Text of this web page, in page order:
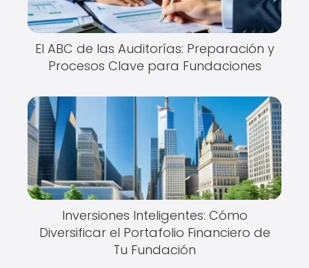
El ABC de las Auditorías: Preparación y
Procesos Clave para Fundaciones
Inversiones Inteligentes: Cómo
Diversificar el Portafolio Financiero de
Tu Fundación